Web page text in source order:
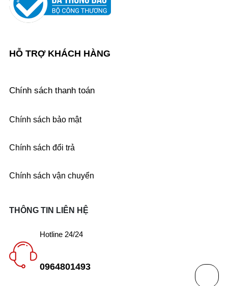
HỖ TRỢ KHÁCH HÀNG
Chính sách thanh toán
Chính sách bảo mật
Chính sách đổi trả
Chính sách vận chuyển
THÔNG TIN LIÊN HỆ
Hotline 24/24
0964801493